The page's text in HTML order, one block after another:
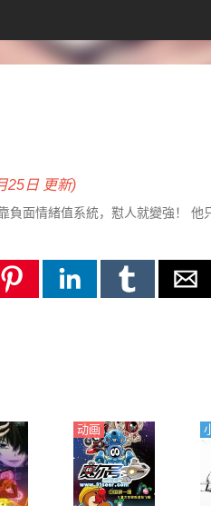
25日 更新)
負面情緒值系統，懟人就變強！
动画